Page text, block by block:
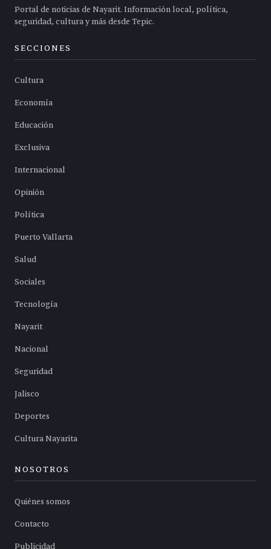
Portal de noticias de Nayarit. Información local, política,
seguridad, cultura y más desde Tepic.
SECCIONES
Cultura
Economía
Educación
Exclusiva
Internacional
Opinión
Política
Puerto Vallarta
Salud
Sociales
Tecnología
Nayarit
Nacional
Seguridad
Jalisco
Deportes
Cultura Nayarita
NOSOTROS
Quiénes somos
Contacto
Publicidad